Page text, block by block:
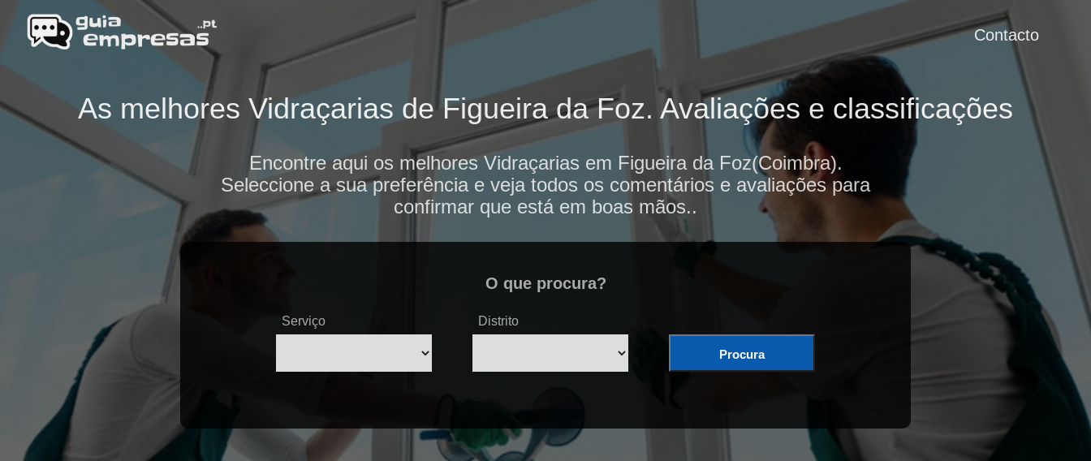
Contacto
As melhores Vidraçarias de Figueira da Foz. Avaliações e classificações
Encontre aqui os melhores Vidraçarias em Figueira da Foz(Coimbra).
Seleccione a sua preferência e veja todos os comentários e avaliações para
confirmar que está em boas mãos..
O que procura?
Serviço Distrito
Procura